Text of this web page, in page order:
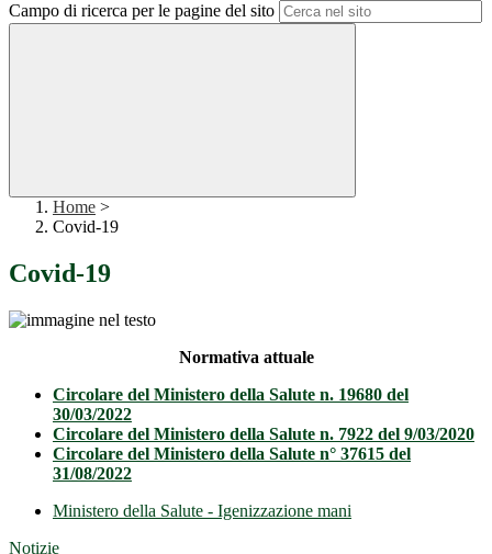
Campo di ricerca per le pagine del sito
Home >
Covid-19
Covid-19
Normativa attuale
Circolare del Ministero della Salute n. 19680 del
30/03/2022
Circolare del Ministero della Salute n. 7922 del 9/03/2020
Circolare del Ministero della Salute n° 37615 del
31/08/2022
Ministero della Salute - Igenizzazione mani
Notizie